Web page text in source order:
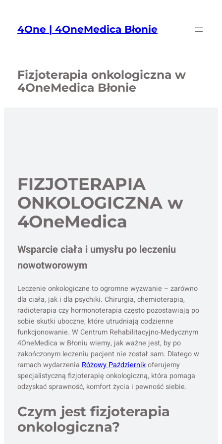
treści4One | 4OneMedica Błonie
Fizjoterapia onkologiczna w
4OneMedica Błonie
FIZJOTERAPIA
ONKOLOGICZNA w
4OneMedica
Wsparcie ciała i umysłu po leczeniu
nowotworowym
Leczenie onkologiczne to ogromne wyzwanie – zarówno
dla ciała, jak i dla psychiki. Chirurgia, chemioterapia,
radioterapia czy hormonoterapia często pozostawiają po
sobie skutki uboczne, które utrudniają codzienne
funkcjonowanie. W Centrum Rehabilitacyjno-Medycznym
4OneMedica w Błoniu wiemy, jak ważne jest, by po
zakończonym leczeniu pacjent nie został sam. Dlatego w
ramach wydarzeniaRóżowy Październikoferujemy
specjalistyczną fizjoterapię onkologiczną, która pomaga
odzyskać sprawność, komfort życia i pewność siebie.
Czym jest fizjoterapia
onkologiczna?